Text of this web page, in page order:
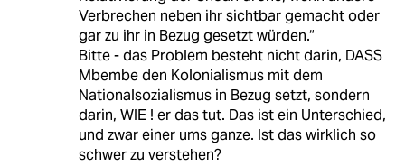
Verbrechen neben ihr sichtbar gemacht oder
gar zu ihr in Bezug gesetzt würden.“
Bitte - das Problem besteht nicht darin, DASS
Mbembe den Kolonialismus mit dem
Nationalsozialismus in Bezug setzt, sondern
darin, WIE ! er das tut. Das ist ein Unterschied,
und zwar einer ums ganze. Ist das wirklich so
schwer zu verstehen?